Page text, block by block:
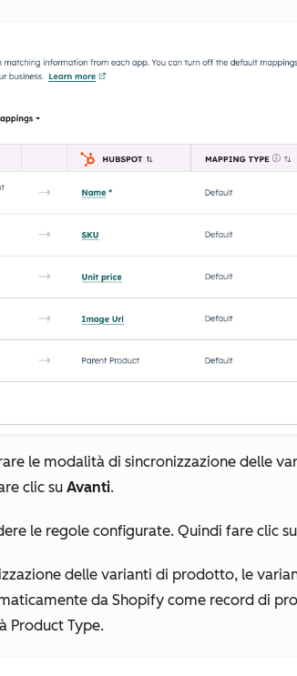
le modalità di sincronizzazione delle
clic su Avanti.
le regole configurate. Quindi fare clic su
delle varianti di prodotto, le
da Shopify come record di
Product Type.